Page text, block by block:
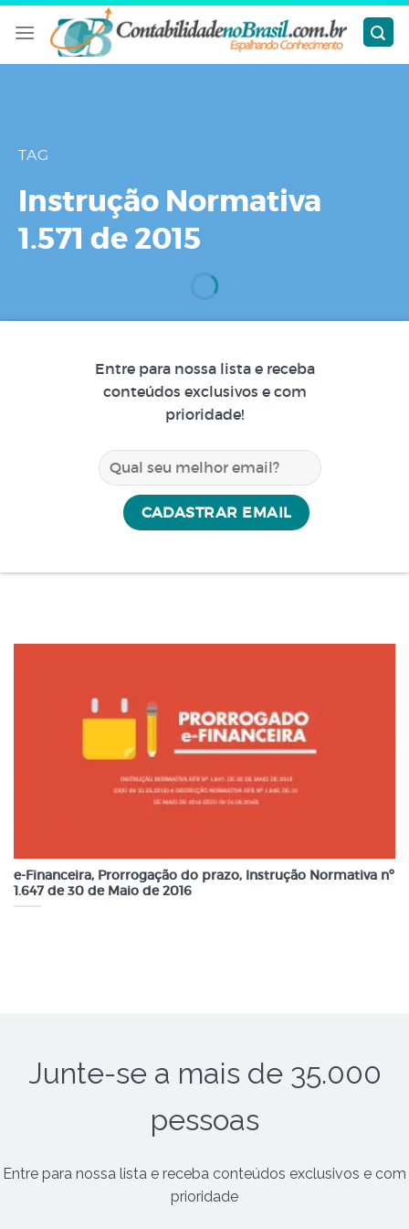
Skip
TAG
Instrução Normativa
1.571 de 2015
Entre para nossa lista e receba
conteúdos exclusivos e com
prioridade!
e-Financeira, Prorrogação do prazo, Instrução Normativa nº
1.647 de 30 de Maio de 2016
Junte-se a mais de 35.000
pessoas
Entre para nossa lista e receba conteúdos exclusivos e com
prioridade